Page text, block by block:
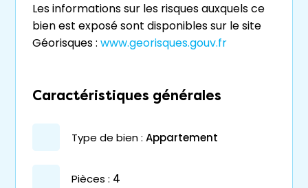
Les informations sur les risques auxquels ce
bien est exposé sont disponibles sur le site
Géorisques : www.georisques.gouv.fr
Caractéristiques générales
type de bien : appartement
pièces : 4